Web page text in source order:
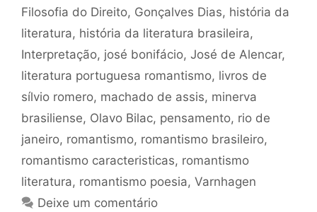
Filosofia do Direito, Gonçalves Dias, história da
literatura, história da literatura brasileira,
Interpretação, josé bonifácio, José de Alencar,
literatura portuguesa romantismo, livros de
sílvio romero, machado de assis, minerva
brasiliense, Olavo Bilac, pensamento, rio de
janeiro, romantismo, romantismo brasileiro,
romantismo caracteristicas, romantismo
literatura, romantismo poesia, Varnhagen
Deixe um comentário